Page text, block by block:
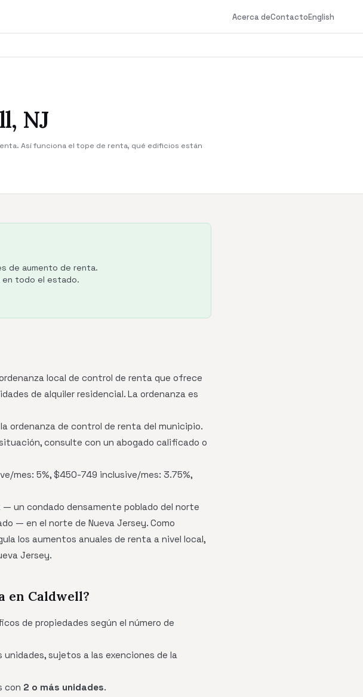
Acerca deContactoEnglish
NJ
Así funciona el tope de renta, qué edificios están
de aumento de renta.
en todo el estado.
local de control de renta que ofrece
de alquiler residencial. La ordenanza es
ordenanza de control de renta del municipio.
consulte con un abogado calificado o
mes: 5%, $450-749 inclusive/mes: 3.75%,
— un condado densamente poblado del norte
— en el norte de Nueva Jersey. Como
los aumentos anuales de renta a nivel local,
Jersey.
en Caldwell?
de propiedades según el número de
sujetos a las exenciones de la
con 2 o más unidades.